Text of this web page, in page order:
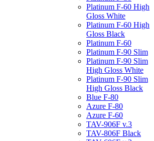
Platinum F-60 High
Gloss White
Platinum F-60 High
Gloss Black
Platinum F-60
Platinum F-90 Slim
Platinum F-90 Slim
High Gloss White
Platinum F-90 Slim
High Gloss Black
Blue F-80
Azure F-80
Azure F-60
TAV-906F v.3
TAV-806F Black